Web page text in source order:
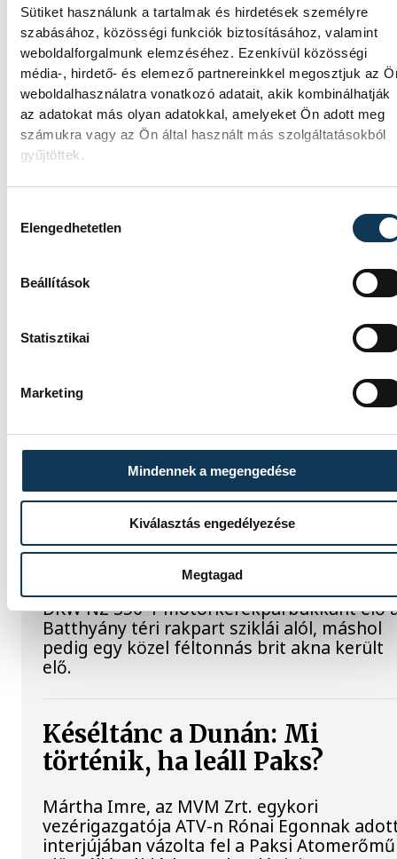
Sütiket használunk a tartalmak és hirdetések személyre
szabásához, közösségi funkciók biztosításához, valamint
weboldalforgalmunk elemzéséhez. Ezenkívül közösségi
média-, hirdető- és elemező partnereinkkel megosztjuk az
weboldalhasználatra vonatkozó adatait, akik kombinálhatják
az adatokat más olyan adatokkal, amelyeket Ön adott meg
számukra vagy az Ön által használt más szolgáltatásokból
gyűjtöttek.
Elengedhetetlen
Beállítások
Statisztikai
Marketing
Mindennek a megengedése
Kiválasztás engedélyezése
Megtagad
elnöknek a Tisza párt parlamenti frakciója.
Egy furcsa halkonzerv lett
Év Strandétele - mutatjuk!
A Balatoni Kör idén tizenkettedik
alkalommal hirdette meg az év strandétele
versenyt, amelyre minden eddiginél több,
fonyódi hely nyert...
Meglepték az elemzőket a
elemzők a júliusi, 1,2 százalékos inflációs
adatot.
Sorra kerülnek elő
világháborús leletek az
alacsony Dunából
A folyó rekordalacsony vízállása miatt egy
csaknem komplett, II. világháborús német
DKW NZ 350-1 motorkerékpárbukkant elő
Batthyány téri rakpart sziklái alól, máshol
pedig egy közel féltonnás brit akna került
elő.
Késéltánc a Dunán: Mi
történik, ha leáll Paks?
Mártha Imre, az MVM Zrt. egykori
vezérigazgatója ATV-n Rónai Egonnak
interjújában vázolta fel a Paksi Atomerőmű